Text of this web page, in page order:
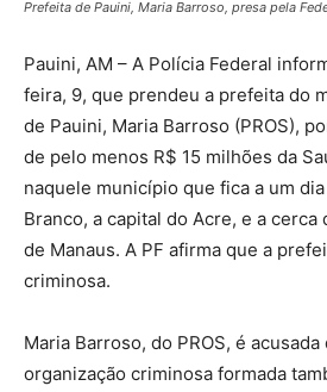
Prefeita de Pauini, Maria Barroso, presa pela
Pauini, AM – A Polícia Federal
feira, 9, que prendeu a prefeita do
de Pauini, Maria Barroso (PROS),
de pelo menos R$ 15 milhões da
naquele município que fica a um
Branco, a capital do Acre, e a
de Manaus. A PF afirma que a
criminosa.
Maria Barroso, do PROS, é
organização criminosa formada